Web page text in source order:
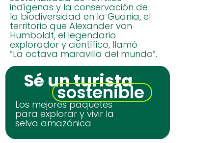
indígenas y la conservación de
la biodiversidad en la Guania, el
territorio que Alexander von
Humboldt, el legendario
explorador y científico, llamó
“La octava maravilla del mundo”.
Sé un turista
sostenible
Los mejores paquetes
para explorar y vivir la
selva amazónica